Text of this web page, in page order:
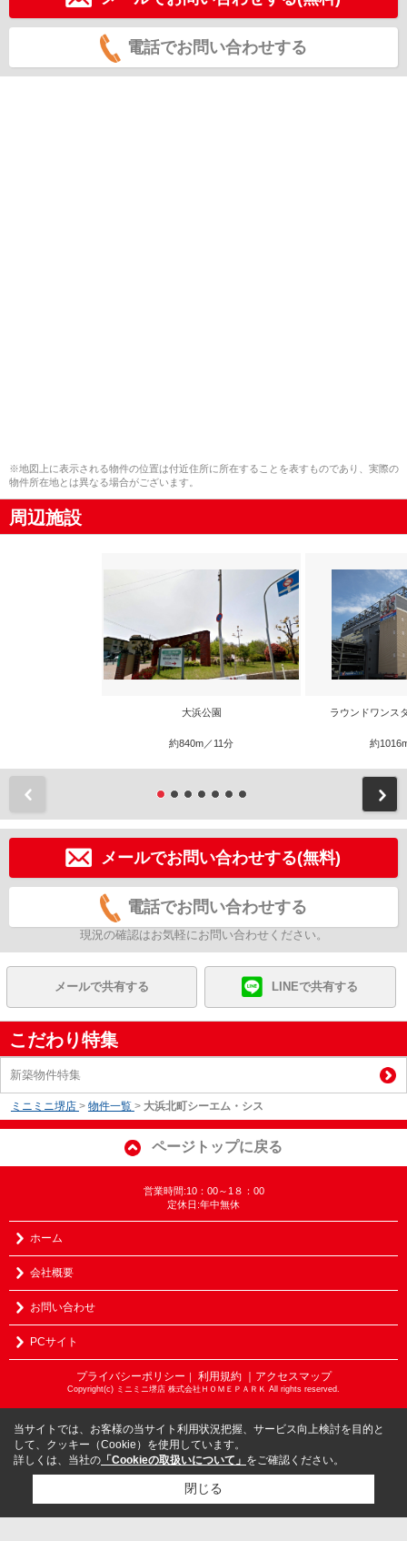
電話でお問い合わせする
※地図上に表示される物件の位置は付近住所に所在することを表すものであり、実際の
物件所在地とは異なる場合がございます。
周辺施設
大浜公園
約840m／11分
ラウンドワンス
約
メールでお問い合わせする(無料)
電話でお問い合わせする
現況の確認はお気軽にお問い合わせください。
メールで共有する LINEで共有する
こだわり特集
新築物件特集
ミニミニ堺店 > 物件一覧 > 大浜北町シーエム・シス
ページトップに戻る
営業時間:10：00～1８：00
定休日:年中無休
ホーム
会社概要
お問い合わせ
PCサイト
プライバシーポリシー 利用規約 ｜アクセスマップ
Copyright(c) ミニミニ堺店 株式会社ＨＯＭＥＰＡＲＫ All rights reserved.
当サイトでは、お客様の当サイト利用状況把握、サービス向上検討を目的と
して、クッキー（Cookie）を使用しています。
詳しくは、当社の 「Cookieの取扱いについて」 をご確認ください。
閉じる